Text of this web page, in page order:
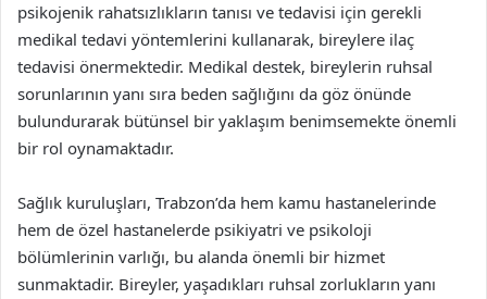
psikojenik rahatsızlıkların tanısı ve tedavisi için gerekli
medikal tedavi yöntemlerini kullanarak, bireylere ilaç
tedavisi önermektedir. Medikal destek, bireylerin ruhsal
sorunlarının yanı sıra beden sağlığını da göz önünde
bulundurarak bütünsel bir yaklaşım benimsemekte önemli
bir rol oynamaktadır.
Sağlık kuruluşları, Trabzon’da hem kamu hastanelerinde
hem de özel hastanelerde psikiyatri ve psikoloji
bölümlerinin varlığı, bu alanda önemli bir hizmet
sunmaktadir. Bireyler, yaşadıkları ruhsal zorlukların yanı